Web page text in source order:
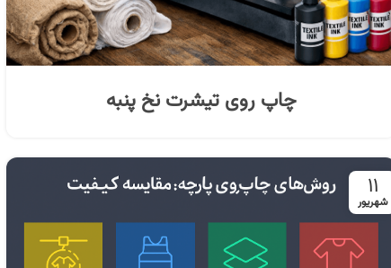
چاپ روی تیشرت نخ پنبه
۱۱
شهریور